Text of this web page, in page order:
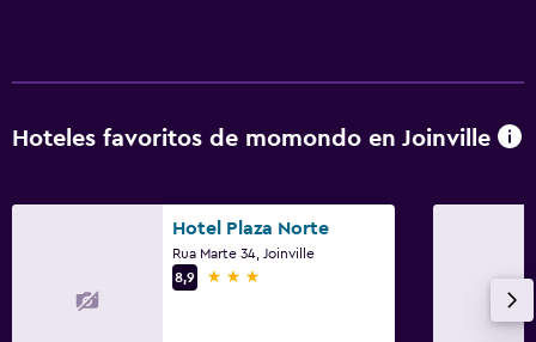
Hoteles favoritos de momondo en Joinville
Hotel Plaza Norte
Rua Marte 34, Joinville
8,9
3 estrellas